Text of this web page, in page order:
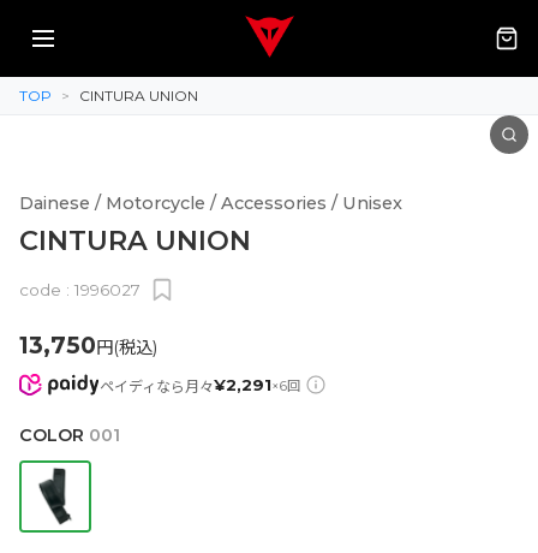
TOP > CINTURA UNION
Dainese / Motorcycle / Accessories / Unisex
CINTURA UNION
code : 1996027
13,750円(税込)
ペイディなら月々¥2,291×6回
COLOR 001